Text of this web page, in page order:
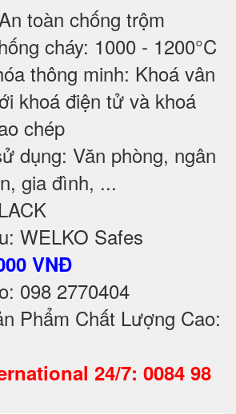
toàn chống trộm
cháy: 1000 - 1200°C
thông minh: Khoá vân
khoá điện tử và khoá
chép
dụng: Văn phòng, ngân
gia đình, ...
WELKO Safes
VNĐ
098 2770404
Phẩm Chất Lượng Cao:
24/7: 0084 98